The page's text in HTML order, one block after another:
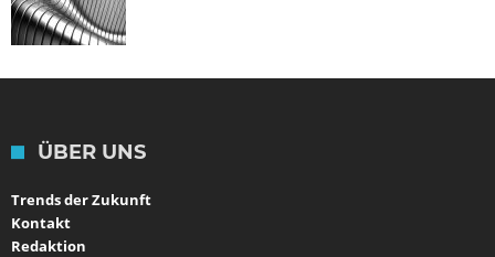
ÜBER UNS
Trends der Zukunft
Kontakt
Redaktion